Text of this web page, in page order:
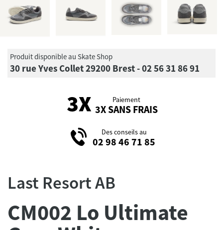
Produit disponible au Skate Shop
30 rue Yves Collet 29200 Brest - 02 56 31 86 91
Paiement
3X SANS FRAIS
Des conseils au
02 98 46 71 85
Last Resort AB
CM002 Lo Ultimate